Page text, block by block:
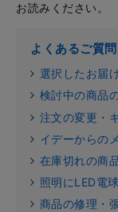
お読みください。
よくあるご質問
選択したお届
検討中の商品
注文の変更・
イデーからの
在庫切れの商
照明にLED電
商品の修理・